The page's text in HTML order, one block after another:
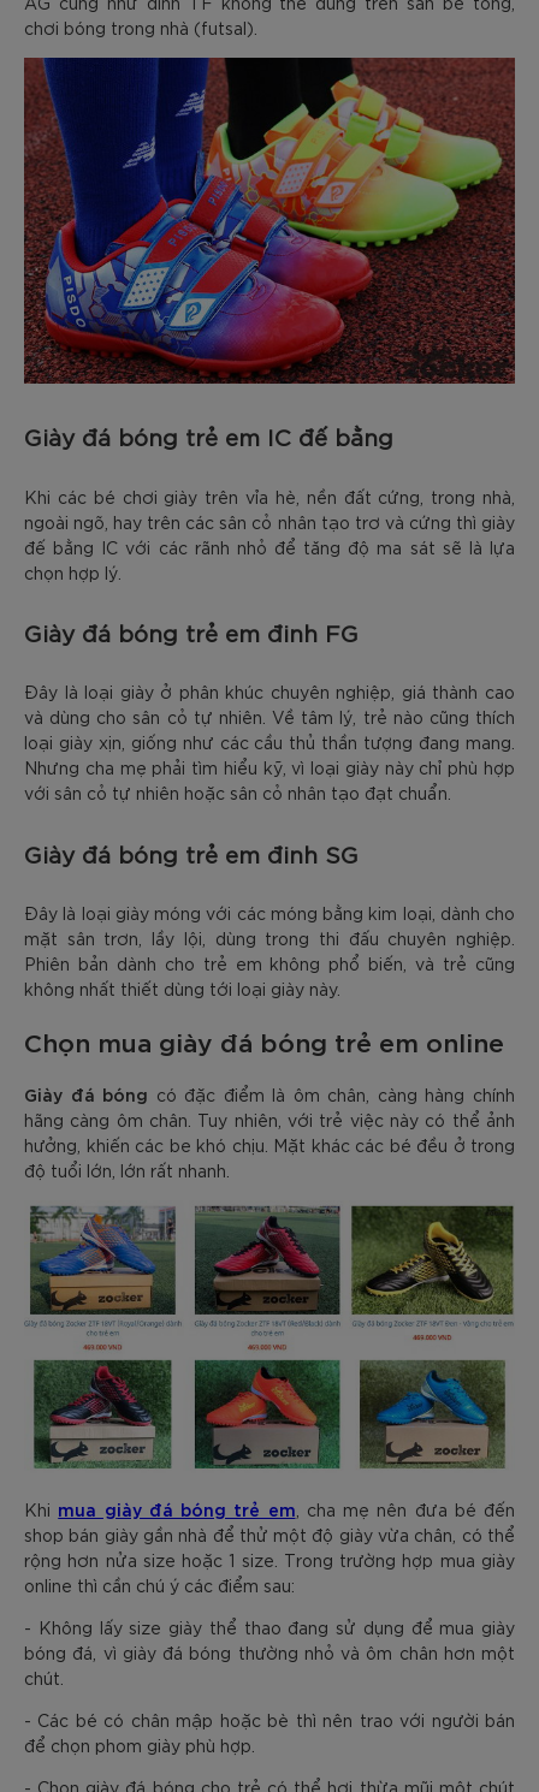
chơi bóng trong nhà (futsal).
Giày đá bóng trẻ em IC đế bằng
Khi các bé chơi giày trên vỉa hè, nền đất cứng, trong nhà,
ngoài ngõ, hay trên các sân cỏ nhân tạo trơ và cứng thì giày
đế bằng IC với các rãnh nhỏ để tăng độ ma sát sẽ là lựa
chọn hợp lý.
Giày đá bóng trẻ em đinh FG
Đây là loại giày ở phân khúc chuyên nghiệp, giá thành cao
và dùng cho sân cỏ tự nhiên. Về tâm lý, trẻ nào cũng thích
loại giày xịn, giống như các cầu thủ thần tượng đang mang.
Nhưng cha mẹ phải tìm hiểu kỹ, vì loại giày này chỉ phù hợp
với sân cỏ tự nhiên hoặc sân cỏ nhân tạo đạt chuẩn.
Giày đá bóng trẻ em đinh SG
Đây là loại giày móng với các móng bằng kim loại, dành cho
mặt sân trơn, lầy lội, dùng trong thi đấu chuyên nghiệp.
Phiên bản dành cho trẻ em không phổ biến, và trẻ cũng
không nhất thiết dùng tới loại giày này.
Chọn mua giày đá bóng trẻ em online
Giày đá bóng có đặc điểm là ôm chân, càng hàng chính
hãng càng ôm chân. Tuy nhiên, với trẻ việc này có thể ảnh
hưởng, khiến các be khó chịu. Mặt khác các bé đều ở trong
độ tuổi lớn, lớn rất nhanh.
Khi mua giày đá bóng trẻ em , cha mẹ nên đưa bé đến
shop bán giày gần nhà để thử một độ giày vừa chân, có thể
rộng hơn nửa size hoặc 1 size. Trong trường hợp mua giày
online thì cần chú ý các điểm sau:
- Không lấy size giày thể thao đang sử dụng để mua giày
bóng đá, vì giày đá bóng thường nhỏ và ôm chân hơn một
chút.
- Các bé có chân mập hoặc bè thì nên trao với người bán
để chọn phom giày phù hợp.
- Chọn giày đá bóng cho trẻ có thể hơi thừa mũi một chút